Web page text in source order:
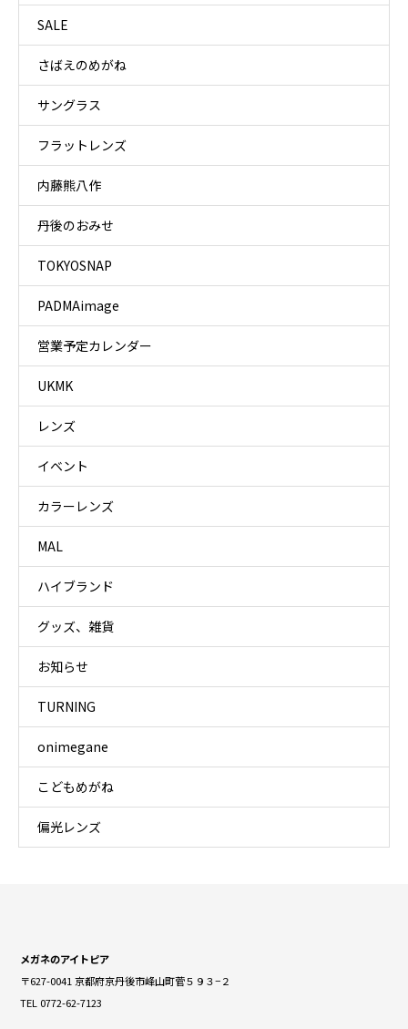
SALE
さばえのめがね
サングラス
フラットレンズ
内藤熊八作
丹後のおみせ
TOKYOSNAP
PADMAimage
営業予定カレンダー
UKMK
レンズ
イベント
カラーレンズ
MAL
ハイブランド
グッズ、雑貨
お知らせ
TURNING
onimegane
こどもめがね
偏光レンズ
メガネのアイトピア
〒627-0041 京都府京丹後市峰山町菅５９３−２
TEL 0772-62-7123